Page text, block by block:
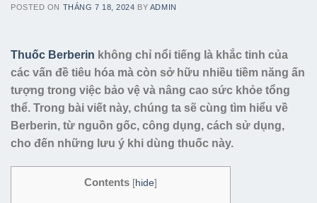
POSTED ON THÁNG 7 18, 2024 BY ADMIN
Thuốc Berberin không chỉ nổi tiếng là khắc tinh của
các vấn đề tiêu hóa mà còn sở hữu nhiều tiềm năng ấn
tượng trong việc bảo vệ và nâng cao sức khỏe tổng
thể. Trong bài viết này, chúng ta sẽ cùng tìm hiểu về
Berberin, từ nguồn gốc, công dụng, cách sử dụng,
cho đến những lưu ý khi dùng thuốc này.
Contents [hide]